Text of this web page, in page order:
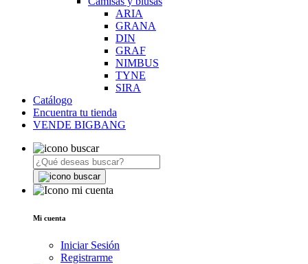
ARIA
GRANA
DIN
GRAF
NIMBUS
TYNE
SIRA
Catálogo
Encuentra tu tienda
VENDE BIGBANG
Mi cuenta
Iniciar Sesión
Registrarme